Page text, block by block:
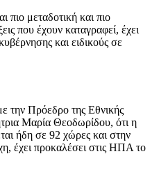
πιο μεταδοτική και πιο
που έχουν καταγραφεί, έχει
και ειδικούς σε
την Πρόεδρο της Εθνικής
Μαρία Θεοδωρίδου, ότι η
ήδη σε 92 χώρες και στην
έχει προκαλέσει στις ΗΠΑ το